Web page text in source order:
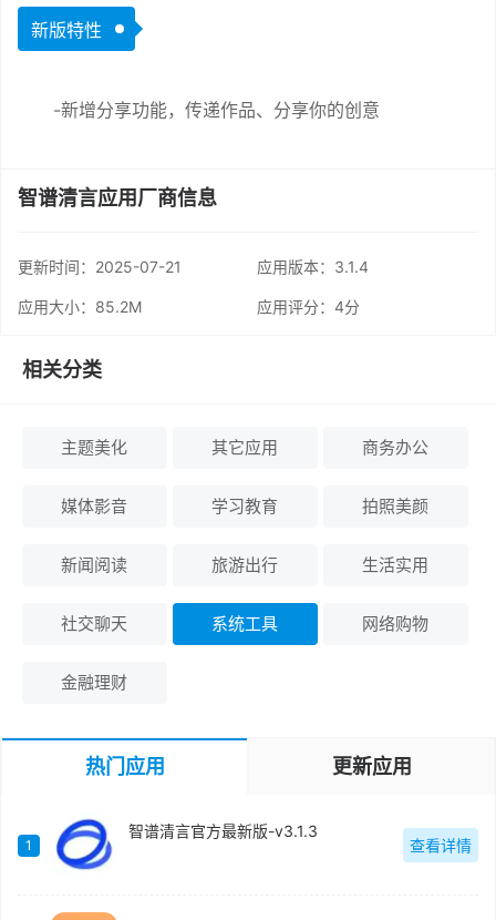
新版特性
-新增分享功能，传递作品、分享你的创意
智谱清言应用厂商信息
更新时间： 2025-07-21 应用版本：3.1.4
应用大小：85.2M 应用评分： 4分
相关分类
主题美化 其它应用 商务办公
媒体影音 学习教育 拍照美颜
新闻阅读 旅游出行 生活实用
社交聊天 系统工具 网络购物
金融理财
热门应用 更新应用
1
智谱清言官方最新版-v3.1.3
查看详情